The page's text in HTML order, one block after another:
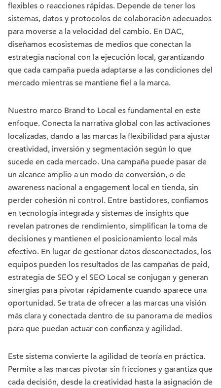
flexibles o reacciones rápidas. Depende de tener los
sistemas, datos y protocolos de colaboración adecuados
para moverse a la velocidad del cambio. En DAC,
diseñamos ecosistemas de medios que conectan la
estrategia nacional con la ejecución local, garantizando
que cada campaña pueda adaptarse a las condiciones del
mercado mientras se mantiene fiel a la marca.
Nuestro marco Brand to Local es fundamental en este
enfoque. Conecta la narrativa global con las activaciones
localizadas, dando a las marcas la flexibilidad para ajustar
creatividad, inversión y segmentación según lo que
sucede en cada mercado. Una campaña puede pasar de
un alcance amplio a un modo de conversión, o de
awareness nacional a engagement local en tienda, sin
perder cohesión ni control. Entre bastidores, confiamos
en tecnología integrada y sistemas de insights que
revelan patrones de rendimiento, simplifican la toma de
decisiones y mantienen el posicionamiento local más
efectivo. En lugar de gestionar datos desconectados, los
equipos pueden los resultados de las campañas de paid,
estrategia de SEO y el SEO Local se conjugan y generan
sinergias para pivotar rápidamente cuando aparece una
oportunidad. Se trata de ofrecer a las marcas una visión
más clara y conectada dentro de su panorama de medios
para que puedan actuar con confianza y agilidad.
Este sistema convierte la agilidad de teoría en práctica.
Permite a las marcas pivotar sin fricciones y garantiza que
cada decisión, desde la creatividad hasta la asignación de